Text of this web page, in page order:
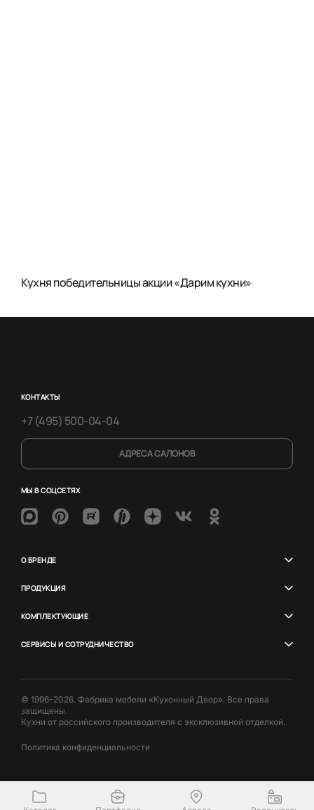
Кухня победительницы акции «Дарим кухни»
КОНТАКТЫ
+7 (495) 500-04-04
АДРЕСА САЛОНОВ
МЫ В СОЦСЕТЯХ
О БРЕНДЕ
ПРОДУКЦИЯ
КОМПЛЕКТУЮЩИЕ
СЕРВИСЫ И СОТРУДНИЧЕСТВО
© 1996–2026. Фабрика мебели «Кухонный Двор». Все права
защищены.
Кухни от российского производителя с эксклюзивной отделкой.
Политика конфиденциальности